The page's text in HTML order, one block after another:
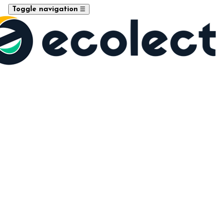
Toggle navigation ☰